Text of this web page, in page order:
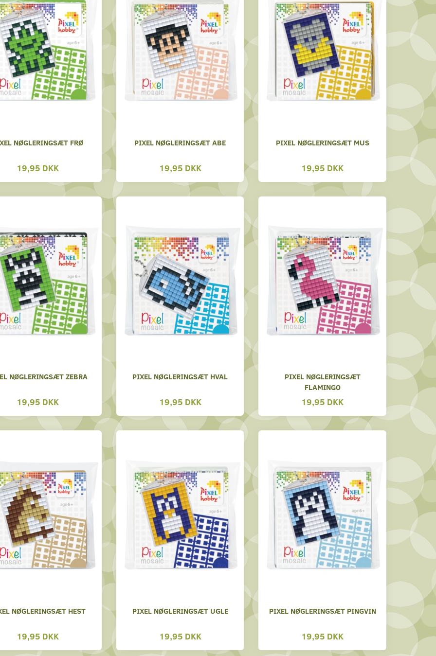
NØGLERINGSÆT FRØ
19,95 DKK
PIXEL NØGLERINGSÆT ABE
19,95 DKK
PIXEL NØGLERINGSÆT MUS
19,95 DKK
NØGLERINGSÆT ZEBRA
19,95 DKK
PIXEL NØGLERINGSÆT HVAL
19,95 DKK
PIXEL NØGLERINGSÆT
FLAMINGO
19,95 DKK
NØGLERINGSÆT HEST
19,95 DKK
PIXEL NØGLERINGSÆT UGLE
19,95 DKK
PIXEL NØGLERINGSÆT PINGVIN
19,95 DKK